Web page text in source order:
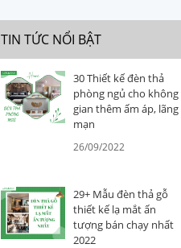
TIN TỨC NỔI BẬT
30 Thiết kế đèn thả
phòng ngủ cho không
gian thêm ấm áp, lãng
mạn
26/09/2022
29+ Mẫu đèn thả gỗ
thiết kế lạ mắt ấn
tượng bán chạy nhất
2022